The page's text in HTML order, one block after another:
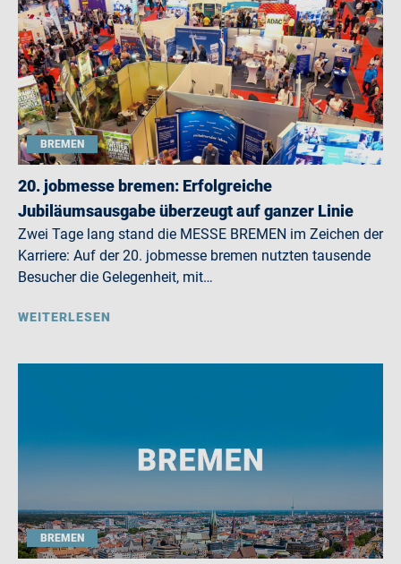
BREMEN
20. jobmesse bremen: Erfolgreiche
Jubiläumsausgabe überzeugt auf ganzer Linie
Zwei Tage lang stand die MESSE BREMEN im Zeichen der
Karriere: Auf der 20. jobmesse bremen nutzten tausende
Besucher die Gelegenheit, mit…
WEITERLESEN
BREMEN